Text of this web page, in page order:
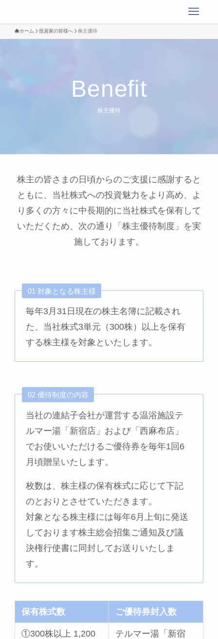
ホーム 投資家の皆様へ 株主優待
Benefit
株主優待
株主の皆さまの日頃からのご支援に感謝すると
ともに、当社株式への投資魅力をより高め、よ
り多くの方々に中長期的に当社株式を保有して
いただくため、次の通り「株主優待制度」を実
施しております。
01 対象となる株主様
毎年3月31日現在の株主名簿に記載され
た、当社株式3単元（300株）以上を保有
する株主様を対象といたします。
02 優待制度の内容
当社の連結子会社が運営する温浴施設テ
ルマー湯「新宿店」および「西麻布店」
でお使いいただけるご優待券を毎年1回6
月頃贈呈いたします。
枚数は、株主様の保有株式に応じて下記
のとおりとさせていただきます。
対象となる株主様には毎年6月上旬に発送
しております株主総会招集ご通知及び議
決権行使書に同封してお送りいたしま
す。
保有株式数 ご優待券封入数
①300株以上 1,200
テルマー湯「新宿